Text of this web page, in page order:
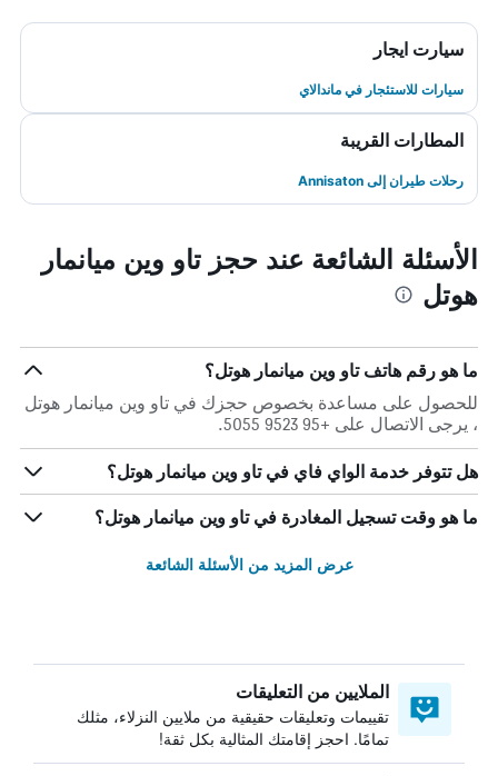
سيارت ايجار
سيارات للاستئجار في ماندالاي
المطارات القريبة
رحلات طيران إلى Annisaton
الأسئلة الشائعة عند حجز تاو وين ميانمار
هوتل
ما هو رقم هاتف تاو وين ميانمار هوتل؟
للحصول على مساعدة بخصوص حجزك في تاو وين ميانمار هوتل
، يرجى الاتصال على +95 9523 5055.
هل تتوفر خدمة الواي فاي في تاو وين ميانمار هوتل؟
ما هو وقت تسجيل المغادرة في تاو وين ميانمار هوتل؟
عرض المزيد من الأسئلة الشائعة
الملايين من التعليقات
تقييمات وتعليقات حقيقية من ملايين النزلاء، مثلك
تمامًا. احجز إقامتك المثالية بكل ثقة!